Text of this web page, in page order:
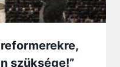
szüksége!”